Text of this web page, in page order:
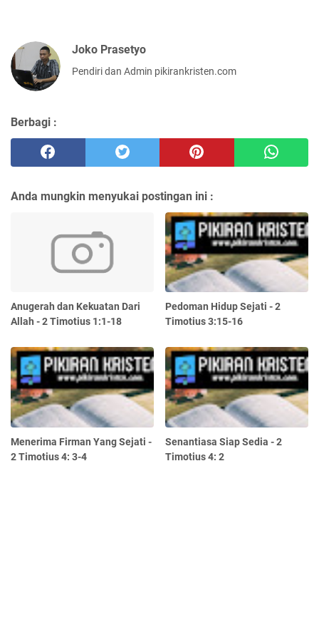
Joko Prasetyo
Pendiri dan Admin pikirankristen.com
Berbagi :
Anda mungkin menyukai postingan ini :
Anugerah dan Kekuatan Dari
Allah - 2 Timotius 1:1-18
Pedoman Hidup Sejati - 2
Timotius 3:15-16
Menerima Firman Yang Sejati -
2 Timotius 4: 3-4
Senantiasa Siap Sedia - 2
Timotius 4: 2